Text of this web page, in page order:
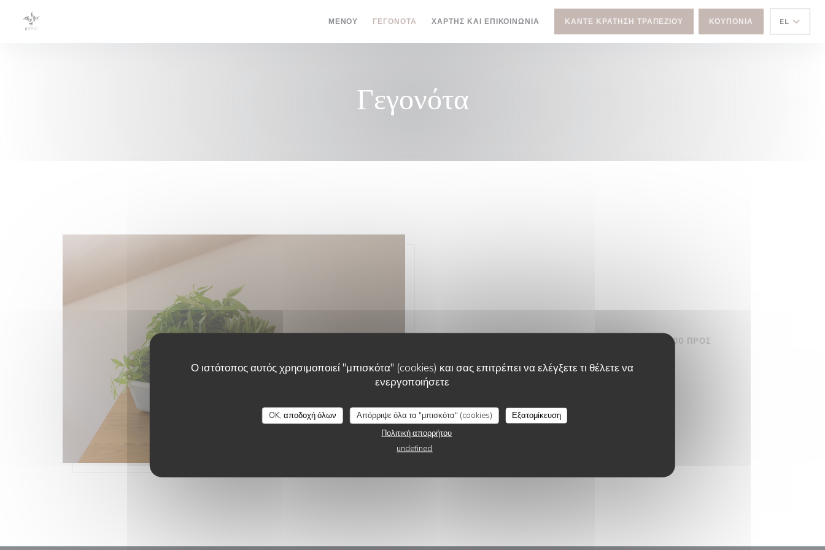
Ο ιστότοπος αυτός χρησιμοποιεί "μπισκότα" (cookies) και σας επιτρέπει να ελέγξετε τι θέλετε να
ενεργοποιήσετε
OK, αποδοχή όλων Απόρριψε όλα τα "μπισκότα" (cookies)
Εξατομίκευση
Πολιτική απορρήτου
undefined
ΜΕΝΟΎ ΓΕΓΟΝΌΤΑ ΧΆΡΤΗΣ ΚΑΙ ΕΠΙΚΟΙΝΩΝΊΑ ΚΆΝΤΕ ΚΡΆΤΗΣΗ ΤΡΑΠΕΖΙΟΎ ΚΟΥΠΌΝΙΑ EL
Γεγονότα
ΑΠΌ 31/07/2026 ΠΡΟΣ ΤΗΝ 17/08/2026 ΑΠΌ 00H00 ΠΡΟΣ